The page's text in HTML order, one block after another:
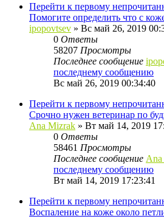
Перейти к первому
Помогите определить что с
ipopovtsev » Вс май 26, 2019
0 Ответы
58207 Просмотры
Последнее сообщение
последнему сообщению
Вс май 26, 2019 00:34:40
Перейти к первому
Срочно нужен ветеринар по
Ana Mizrak » Вт май 14, 2019
0 Ответы
58461 Просмотры
Последнее сообщение
последнему сообщению
Вт май 14, 2019 17:23:41
Перейти к первому
Воспаление на коже около